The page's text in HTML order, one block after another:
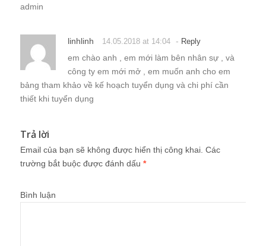
admin
linhlinh 14.05.2018 at 14:04 - Reply
em chào anh , em mới làm bên nhân sự , và
công ty em mới mở , em muốn anh cho em
bảng tham khảo về kế hoạch tuyển dụng và chi phí cần
thiết khi tuyển dụng
Trả lời
Email của bạn sẽ không được hiển thị công khai. Các
trường bắt buộc được đánh dấu *
Bình luận